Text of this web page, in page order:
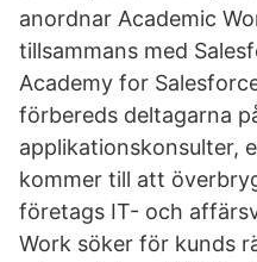
anordnar Academic
tillsammans med
Academy for
förbereds deltagarna
applikationskonsulter,
kommer till att
företags IT- och
Work söker för kunds